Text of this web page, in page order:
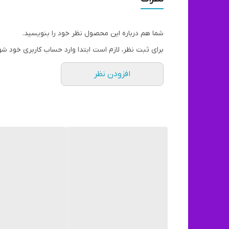
شما هم درباره این محصول نظر خود را بنویسید.
برای ثبت نظر، لازم است ابتدا وارد حساب کاربری خود
افزودن نظر